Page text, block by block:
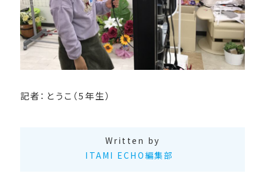
記者：とうこ（5年生）
Written by
ITAMI ECHO編集部